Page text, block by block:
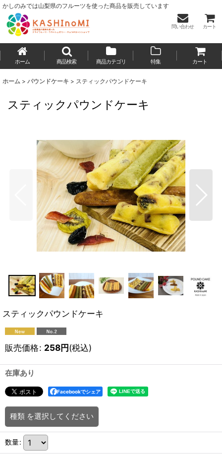
かしのみでは山梨県のフルーツを使った商品を販売しています
問い合わせ カート
ホーム 商品検索 商品カテゴリ 特集 カート
ホーム > パウンドケーキ > スティックパウンドケーキ
スティックパウンドケーキ
スティックパウンドケーキ
販売価格: 258円(税込)
在庫あり
Facebookでシェア
種類 を選択してください
数量: